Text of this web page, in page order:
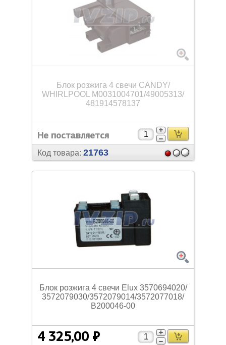
Блок розжига 4 свечи CANDY/
WHIRLPOOL M0031004701/49005313/
481914578137
Не поставляется
Код товара: 21763
Блок розжига 4 свечи Elux 3570694020/
3572079030/3572079014/3572077018/
B200046-00
4 325,00 ₽